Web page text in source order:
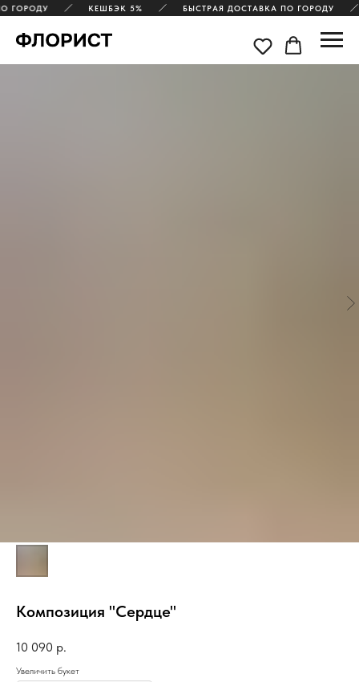
ГОРОДУ КЕШБЭК 5% БЫСТРАЯ ДОСТАВКА ПО ГОРОДУ
Композиция "Сердце"
10 090 р.
Увеличить букет